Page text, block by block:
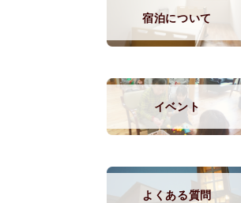
宿泊について
イベント
よくある質問